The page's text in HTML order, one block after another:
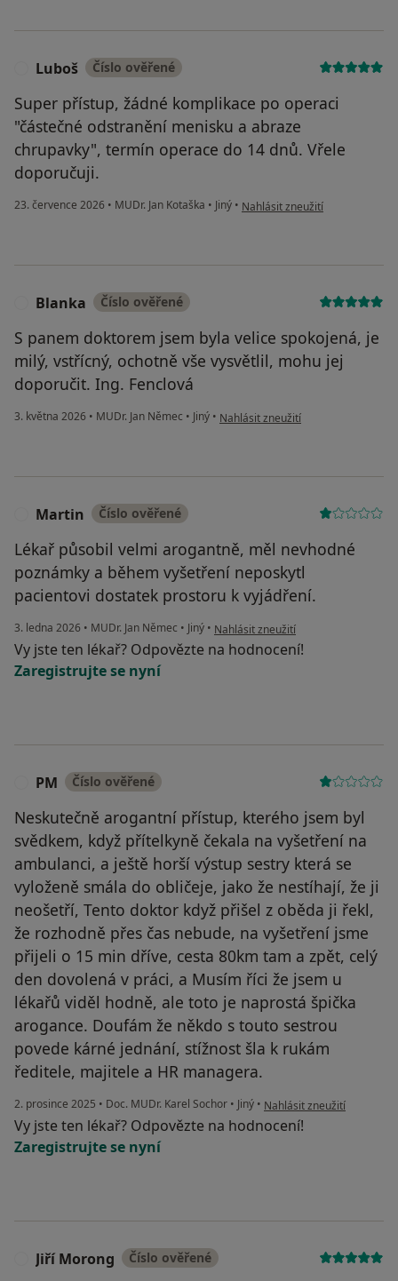
Luboš Číslo ověřené
Super přístup, žádné komplikace po operaci
"částečné odstranění menisku a abraze
chrupavky", termín operace do 14 dnů. Vřele
doporučuji.
23. července 2026 • MUDr. Jan Kotaška • Jiný • podle názoru uživatele Luboš
Nahlásit zneužití
Blanka Číslo ověřené
S panem doktorem jsem byla velice spokojená, je
milý, vstřícný, ochotně vše vysvětlil, mohu jej
doporučit. Ing. Fenclová
3. května 2026 • MUDr. Jan Němec • Jiný • podle názoru uživatele Blanka
Nahlásit zneužití
Martin Číslo ověřené
Lékař působil velmi arogantně, měl nevhodné
poznámky a během vyšetření neposkytl
pacientovi dostatek prostoru k vyjádření.
3. ledna 2026 • MUDr. Jan Němec • Jiný • podle názoru uživatele Martin
Nahlásit zneužití
Vy jste ten lékař? Odpovězte na hodnocení!
Zaregistrujte se nyní
PM Číslo ověřené
Neskutečně arogantní přístup, kterého jsem byl
svědkem, když přítelkyně čekala na vyšetření na
ambulanci, a ještě horší výstup sestry která se
vyloženě smála do obličeje, jako že nestíhají, že ji
neošetří, Tento doktor když přišel z oběda ji řekl,
že rozhodně přes čas nebude, na vyšetření jsme
přijeli o 15 min dříve, cesta 80km tam a zpět, celý
den dovolená v práci, a Musím říci že jsem u
lékařů viděl hodně, ale toto je naprostá špička
arogance. Doufám že někdo s touto sestrou
povede kárné jednání, stížnost šla k rukám
ředitele, majitele a HR managera.
2. prosince 2025 • Doc. MUDr. Karel Sochor • Jiný • podle názoru uživatele PM
Nahlásit zneužití
Vy jste ten lékař? Odpovězte na hodnocení!
Zaregistrujte se nyní
Jiří Morong Číslo ověřené